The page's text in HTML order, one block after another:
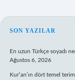
SON YAZILAR
En uzun Türkçe soyadı
Ağustos 6, 2026
Kur’an’ın dört temel